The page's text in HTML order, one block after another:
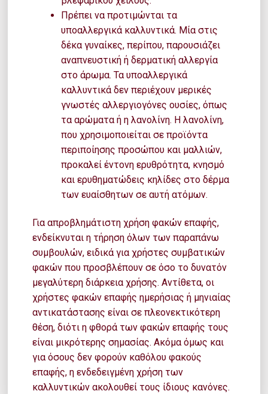
Πρέπει να προτιμώνται τα
υποαλλεργικά καλλυντικά. Μία στις
δέκα γυναίκες, περίπου, παρουσιάζει
αναπνευστική ή δερματική αλλεργία
στο άρωμα. Τα υποαλλεργικά
καλλυντικά δεν περιέχουν μερικές
γνωστές αλλεργιογόνες ουσίες, όπως
τα αρώματα ή η λανολίνη. Η λανολίνη,
που χρησιμοποιείται σε προϊόντα
περιποίησης προσώπου και μαλλιών,
προκαλεί έντονη ερυθρότητα, κνησμό
και ερυθηματώδεις κηλίδες στο δέρμα
των ευαίσθητων σε αυτή ατόμων.
Για απροβλημάτιστη χρήση φακών επαφής,
ενδείκνυται η τήρηση όλων των παραπάνω
συμβουλών, ειδικά για χρήστες συμβατικών
φακών που προσβλέπουν σε όσο το δυνατόν
μεγαλύτερη διάρκεια χρήσης. Αντίθετα, οι
χρήστες φακών επαφής ημερήσιας ή μηνιαίας
αντικατάστασης είναι σε πλεονεκτικότερη
θέση, διότι η φθορά των φακών επαφής τους
είναι μικρότερης σημασίας. Ακόμα όμως και
για όσους δεν φορούν καθόλου φακούς
επαφής, η ενδεδειγμένη χρήση των
καλλυντικών ακολουθεί τους ίδιους κανόνες.